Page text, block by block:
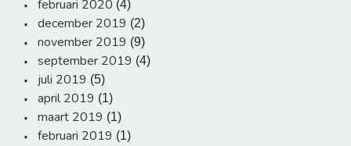
februari 2020 (4)
december 2019 (2)
november 2019 (9)
september 2019 (4)
juli 2019 (5)
april 2019 (1)
maart 2019 (1)
februari 2019 (1)